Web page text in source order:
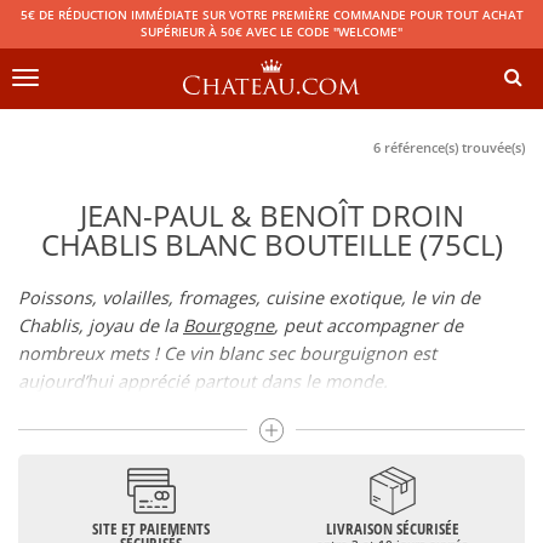
5€ DE RÉDUCTION IMMÉDIATE SUR VOTRE PREMIÈRE COMMANDE POUR TOUT ACHAT
SUPÉRIEUR À 50€ AVEC LE CODE "WELCOME"
Toggle
6 référence(s) trouvée(s)
JEAN-PAUL & BENOÎT DROIN
CHABLIS BLANC BOUTEILLE (75CL)
Poissons, volailles, fromages, cuisine exotique, le vin de
Chablis, joyau de la Bourgogne, peut accompagner de
nombreux mets ! Ce vin blanc sec bourguignon est
aujourd’hui apprécié partout dans le monde.
le département de l’Yonne, bénéficiant d’un terroir spécifique
à cette zone géographique (climat tempéré océanique, aux
influences continentales, sol argilo-calcaire, calcaire
kimméridgien, etc.) et différent en fonction des climats
SITE ET PAIEMENTS LIVRAISON SÉCURISÉE